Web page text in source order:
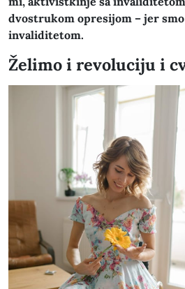
dvostrukom opresijom – jer smo
invaliditetom.
Želimo i revoluciju i